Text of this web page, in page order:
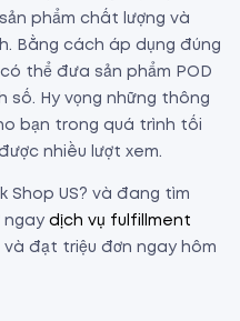
phẩm chất lượng và
Bằng cách áp dụng đúng
thể đưa sản phẩm POD
số. Hy vọng những thông
bạn trong quá trình tối
nhiều lượt xem.
Shop US? và đang tìm
ngay dịch vụ fulfillment
đạt triệu đơn ngay hôm